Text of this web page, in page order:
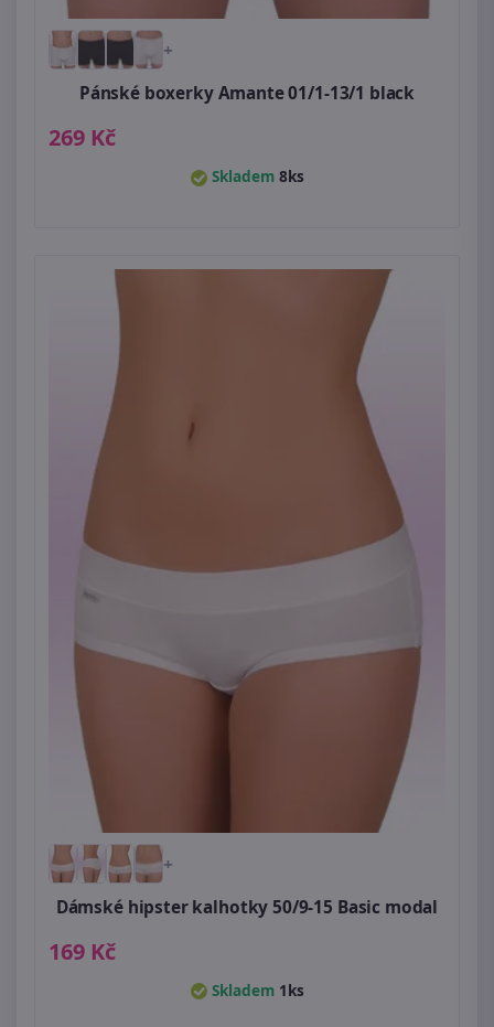
+
Pánské boxerky Amante 01/1-13/1 black
269 Kč
Skladem 8ks
+
Dámské hipster kalhotky 50/9-15 Basic modal
169 Kč
Skladem 1ks